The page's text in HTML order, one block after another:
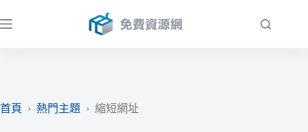
至
首頁
› 熱門主題 › 縮短網址